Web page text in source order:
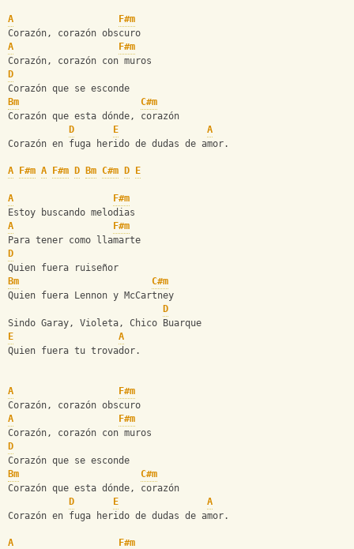
A
F#m
Corazón, corazón obscuro
A
F#m
Corazón, corazón con muros
D
Corazón que se esconde
Bm
C#m
Corazón que esta dónde, corazón
D
E
A
Corazón en fuga herido de dudas de amor.
A F#m A F#m D Bm C#m D E
A
F#m
Estoy buscando melodias
A
F#m
Para tener como llamarte
D
Quien fuera ruiseñor
Bm
C#m
Quien fuera Lennon y McCartney
D
Sindo Garay, Violeta, Chico Buarque
E
A
Quien fuera tu trovador.
A
F#m
Corazón, corazón obscuro
A
F#m
Corazón, corazón con muros
D
Corazón que se esconde
Bm
C#m
Corazón que esta dónde, corazón
D
E
A
Corazón en fuga herido de dudas de amor.
A F#m